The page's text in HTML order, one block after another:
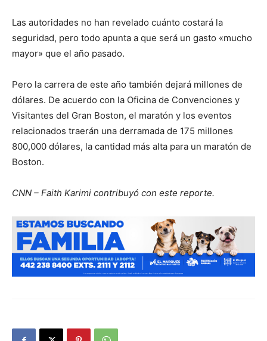
Las autoridades no han revelado cuánto costará la
seguridad, pero todo apunta a que será un gasto «mucho
mayor» que el año pasado.
Pero la carrera de este año también dejará millones de
dólares. De acuerdo con la Oficina de Convenciones y
Visitantes del Gran Boston, el maratón y los eventos
relacionados traerán una derramada de 175 millones
800,000 dólares, la cantidad más alta para un maratón de
Boston.
CNN – Faith Karimi contribuyó con este reporte.